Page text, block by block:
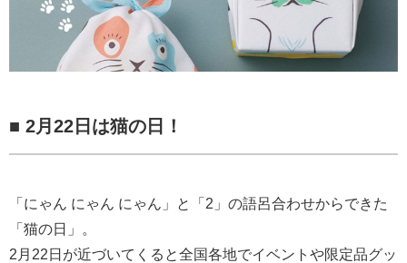
■ 2月22日は猫の日！
「にゃん にゃん にゃん」と「2」の語呂合わせからできた
「猫の日」。
2月22日が近づいてくると全国各地でイベントや限定品グッ
その他
ママ・子育て
旅行
防災
海外の方へ